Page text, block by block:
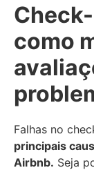
como
Falhas no
principais
Airbnb. Seja